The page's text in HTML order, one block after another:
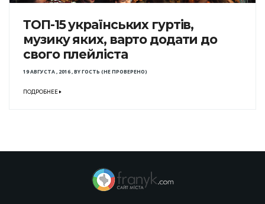
ТОП-15 українських гуртів,
музику яких, варто додати до
свого плейліста
19 АВГУСТА , 2016,BYГОСТЬ (НЕ ПРОВЕРЕНО)
ПОДРОБНЕЕ